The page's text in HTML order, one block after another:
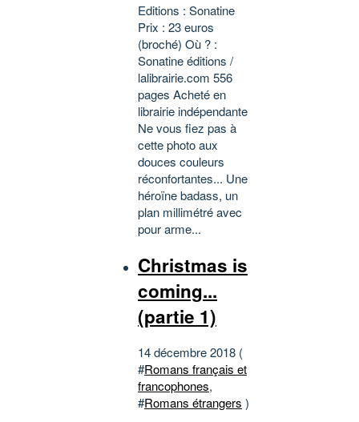
Editions : Sonatine
Prix : 23 euros
(broché) Où ? :
Sonatine éditions /
lalibrairie.com 556
pages Acheté en
librairie indépendante
Ne vous fiez pas à
cette photo aux
douces couleurs
réconfortantes... Une
héroïne badass, un
plan millimétré avec
pour arme...
Christmas is
coming...
(partie 1)
14 décembre 2018 (
#Romans français et
francophones,
#Romans étrangers )